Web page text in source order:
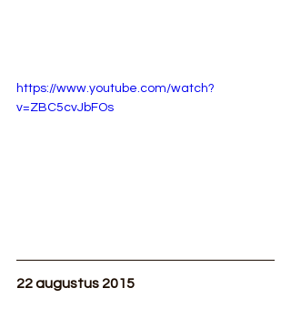
https://www.youtube.com/watch?
v=ZBC5cvJbFOs
22 augustus 2015